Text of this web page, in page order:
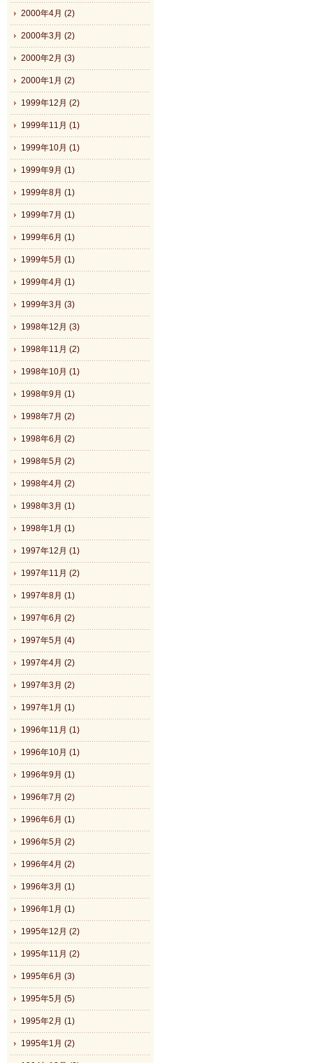
2000年4月 (2)
2000年3月 (2)
2000年2月 (3)
2000年1月 (2)
1999年12月 (2)
1999年11月 (1)
1999年10月 (1)
1999年9月 (1)
1999年8月 (1)
1999年7月 (1)
1999年6月 (1)
1999年5月 (1)
1999年4月 (1)
1999年3月 (3)
1998年12月 (3)
1998年11月 (2)
1998年10月 (1)
1998年9月 (1)
1998年7月 (2)
1998年6月 (2)
1998年5月 (2)
1998年4月 (2)
1998年3月 (1)
1998年1月 (1)
1997年12月 (1)
1997年11月 (2)
1997年8月 (1)
1997年6月 (2)
1997年5月 (4)
1997年4月 (2)
1997年3月 (2)
1997年1月 (1)
1996年11月 (1)
1996年10月 (1)
1996年9月 (1)
1996年7月 (2)
1996年6月 (1)
1996年5月 (2)
1996年4月 (2)
1996年3月 (1)
1996年1月 (1)
1995年12月 (2)
1995年11月 (2)
1995年6月 (3)
1995年5月 (5)
1995年2月 (1)
1995年1月 (2)